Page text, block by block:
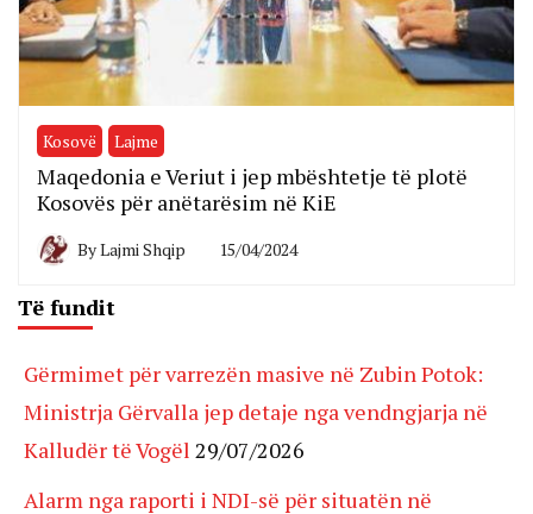
Kosovë Lajme
Maqedonia e Veriut i jep mbështetje të plotë
Kosovës për anëtarësim në KiE
ByLajmi Shqip 15/04/2024
Të fundit
Gërmimet për varrezën masive në Zubin Potok:
Ministrja Gërvalla jep detaje nga vendngjarja në
Kalludër të Vogël 29/07/2026
Alarm nga raporti i NDI-së për situatën në